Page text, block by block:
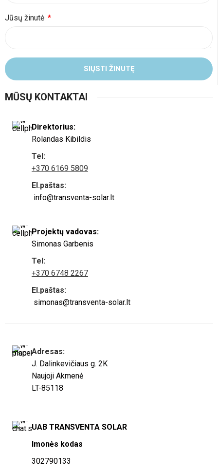
Jūsų žinutė
SIŲSTI ŽINUTĘ
MŪSŲ KONTAKTAI
Direktorius:
Rolandas Kibildis
Tel:
+370 6169 5809
El.paštas:
info@transventa-solar.lt
Projektų vadovas:
Simonas Garbenis
Tel:
+370 6748 2267
El.paštas:
simonas@transventa-solar.lt
Adresas:
J. Dalinkevičiaus g. 2K
Naujoji Akmenė
LT-85118
UAB TRANSVENTA SOLAR
Imonės kodas
302790133